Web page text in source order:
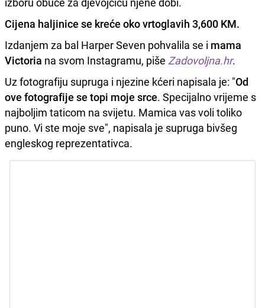
Cijena haljinice se kreće oko vrtoglavih 3,600 KM.
Izdanjem za bal Harper Seven pohvalila se i mama
Victoria na svom Instagramu, piše Zadovoljna.hr.
Uz fotografiju supruga i njezine kćeri napisala je: "Od
ove fotografije se topi moje srce. Specijalno vrijeme s
najboljim taticom na svijetu. Mamica vas voli toliko
puno. Vi ste moje sve", napisala je supruga bivšeg
engleskog reprezentativca.